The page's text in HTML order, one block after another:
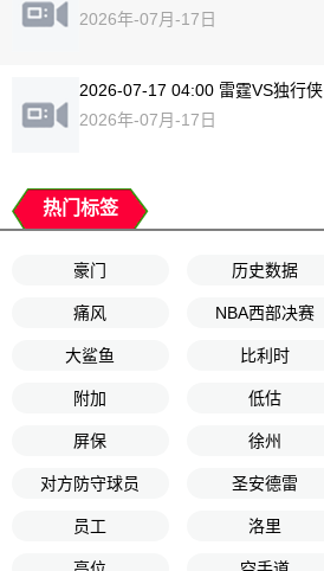
2026年-07月-17日
2026-07-17 04:00 雷霆VS独行侠
2026年-07月-17日
热门标签
豪门 历史数据
痛风 NBA西部决赛
大鲨鱼 比利时
附加 低估
屏保 徐州
对方防守球员 圣安德雷
员工 洛里